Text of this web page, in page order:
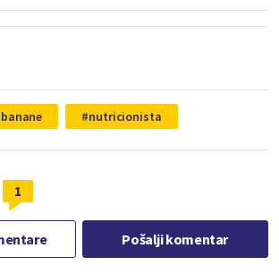
banane nutricionista
1
Pošalji komentar